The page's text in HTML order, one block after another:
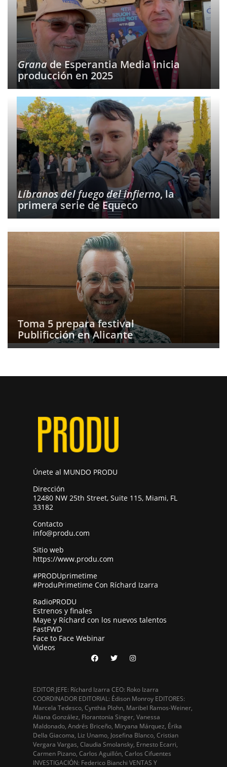
Granade Esperantia Media inicia
producción en 2025
Líbranos del fuego del infierno, la
primera serie de Equeco
Toma 5 prepara festival
Publificción en Alicante
Únete al MUNDO PRODU
Dirección
12480 NW 25th Street, Suite 115, Miami, FL
33182
Contacto
info@produ.com
Sitio web
https://www.produ.com
#PRODUprimetime
#ProduPrimetime Con Ríchard Izarra
RadioPRODU
Estrenos y finales
Maye y Ríchard con los nuevos talentos
FastFWD
Face to Face Webinar
Videos
EDITOR JEFE: Ríchard Izarra CEO: Roko Izarra
COORDINADOR EDITORIAL: Édison Monroy EDITORES:
Marcela Tedesco, Cynthia Plohn, Maribel Ramos-Weiner,
Aliana González, Florantonia Singer, Vanessa
Maldonado, Andrés Briceño, Miryana Márquez, Érika
Della Giacoma, Liz Unamo, Josefina Blanco, Cristian
Vergara Vargas, Claudia Smolansky, Ernesto Ecarri,
Carmen Pizano, Carlos Aguillón, Carlos Cifuentes
INVESTIGACIÓN: Federico Bianchi VENTAS Y